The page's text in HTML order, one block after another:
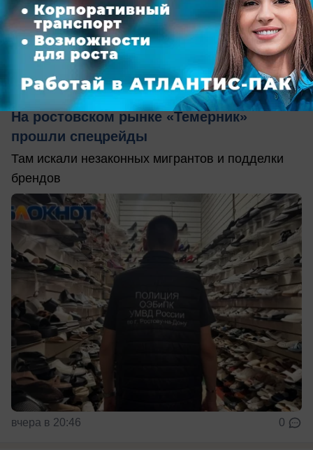
вчера в 21:30 0
На ростовском рынке «Темерник»
прошли спецрейды
Там искали незаконных мигрантов и подделки
брендов
вчера в 20:46 0